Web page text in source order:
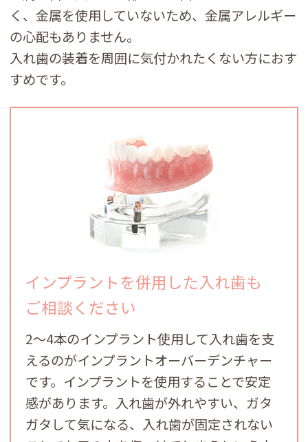
く、金属を使用していないため、金属アレルギー
の心配もありません。
入れ歯の装着を周囲に気付かれたくない方におす
すめです。
インプラントを併用した入れ歯も
ご相談ください
2～4本のインプラント使用して入れ歯を支
えるのがインプラントオーバーデンチャー
です。インプラントを使用することで安定
感があります。入れ歯が外れやすい、ガタ
ガタして気になる、入れ歯が固定されない